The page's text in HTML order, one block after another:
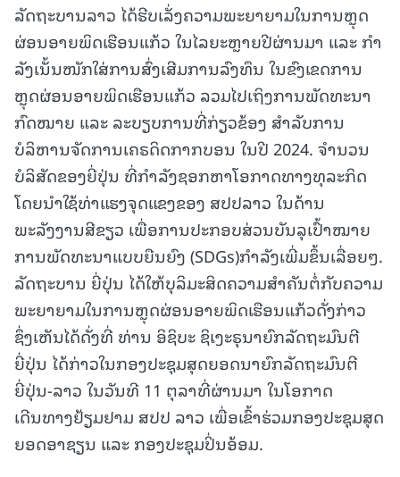
ລັດຖະບານລາວ ໄດ້ຮີບເລັ່ງຄວາມພະຍາຍາມໃນການຫຼຸດ
ຜ່ອນອາຍພິດເຮືອນແກ້ວ ໃນໄລຍະຫຼາຍປີຜ່ານມາ ແລະ ກໍາ
ລັງເນັ້ນໜັກໃສ່ການສົ່ງເສີມການລົງທຶນ ໃນຂົງເຂດການ
ຫຼຸດຜ່ອນອາຍພິດເຮືອນແກ້ວ ລວມໄປເຖິງການພັດທະນາ
ກົດໝາຍ ແລະ ລະບຽບການທີ່ກ່ຽວຂ້ອງ ສໍາລັບການ
ບໍລິຫານຈັດການເຄຣດິດກາກບອນ ໃນປີ 2024. ຈໍານວນ
ບໍລິສັດຂອງຍີ່ປຸ່ນ ທີ່ກໍາລັງຊອກຫາໂອກາດທາງທຸລະກິດ
ໂດຍນໍາໃຊ້ທ່າແຮງຈຸດແຂງຂອງ ສປປລາວ ໃນດ້ານ
ພະລັງງານສີຂຽວ ເພື່ອການປະກອບສ່ວນບັນລຸເປົ້າໝາຍ
ການພັດທະນາແບບຍືນຍົງ (SDGs)ກໍາລັງເພີ່ມຂຶ້ນເລື່ອຍໆ.
ລັດຖະບານ ຍີ່ປຸ່ນ ໄດ້ໃຫ້ບຸລິມະສິດຄວາມສໍາຄັນຕໍ່ກັບຄວາມ
ພະຍາຍາມໃນການຫຼຸດຜ່ອນອາຍພິດເຮືອນແກ້ວດັ່ງກ່າວ
ຊຶ່ງເຫັນໄດ້ດັ່ງທີ່ ທ່ານ ອິຊິບະ ຊິເງະຣຸນາຍົກລັດຖະມົນຕີ
ຍີ່ປຸ່ນ ໄດ້ກ່າວໃນກອງປະຊຸມສຸດຍອດນາຍົກລັດຖະມົນຕີ
ຍີ່ປຸ່ນ-ລາວ ໃນວັນທີ 11 ຕຸລາທີ່ຜ່ານມາ ໃນໂອກາດ
ເດີນທາງຢ້ຽມຢາມ ສປປ ລາວ ເພື່ອເຂົ້າຮ່ວມກອງປະຊຸມສຸດ
ຍອດອາຊຽນ ແລະ ກອງປະຊຸມປິ່ນອ້ອມ.